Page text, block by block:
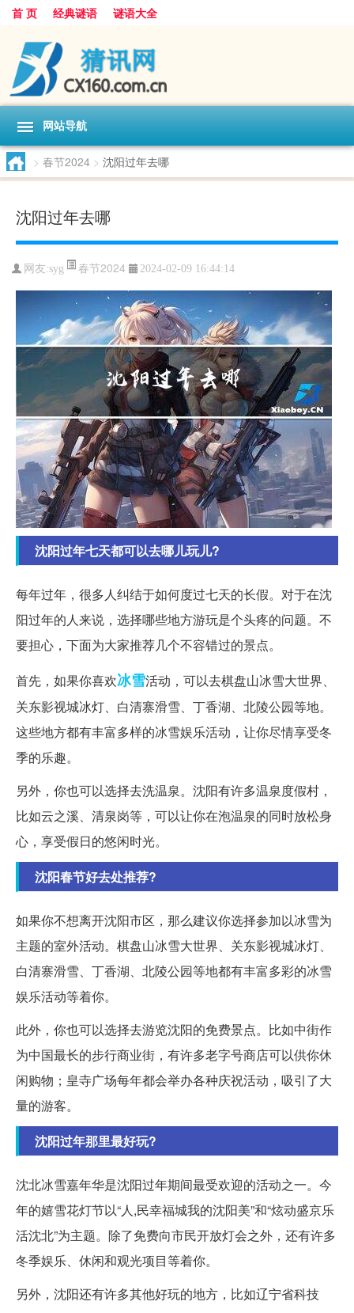
首 页 经典谜语 谜语大全
网站导航
> 春节2024 > 沈阳过年去哪
沈阳过年去哪
网友:syg 春节2024 2024-02-09 16:44:14
沈阳过年七天都可以去哪儿玩儿?
每年过年，很多人纠结于如何度过七天的长假。对于在沈
阳过年的人来说，选择哪些地方游玩是个头疼的问题。不
要担心，下面为大家推荐几个不容错过的景点。
首先，如果你喜欢冰雪活动，可以去棋盘山冰雪大世界、
关东影视城冰灯、白清寨滑雪、丁香湖、北陵公园等地。
这些地方都有丰富多样的冰雪娱乐活动，让你尽情享受冬
季的乐趣。
另外，你也可以选择去洗温泉。沈阳有许多温泉度假村，
比如云之溪、清泉岗等，可以让你在泡温泉的同时放松身
心，享受假日的悠闲时光。
沈阳春节好去处推荐?
如果你不想离开沈阳市区，那么建议你选择参加以冰雪为
主题的室外活动。棋盘山冰雪大世界、关东影视城冰灯、
白清寨滑雪、丁香湖、北陵公园等地都有丰富多彩的冰雪
娱乐活动等着你。
此外，你也可以选择去游览沈阳的免费景点。比如中街作
为中国最长的步行商业街，有许多老字号商店可以供你休
闲购物；皇寺广场每年都会举办各种庆祝活动，吸引了大
量的游客。
沈阳过年那里最好玩?
沈北冰雪嘉年华是沈阳过年期间最受欢迎的活动之一。今
年的嬉雪花灯节以“人,民幸福城我的沈阳美”和“炫动盛京乐
活沈北”为主题。除了免费向市民开放灯会之外，还有许多
冬季娱乐、休闲和观光项目等着你。
另外，沈阳还有许多其他好玩的地方，比如辽宁省科技